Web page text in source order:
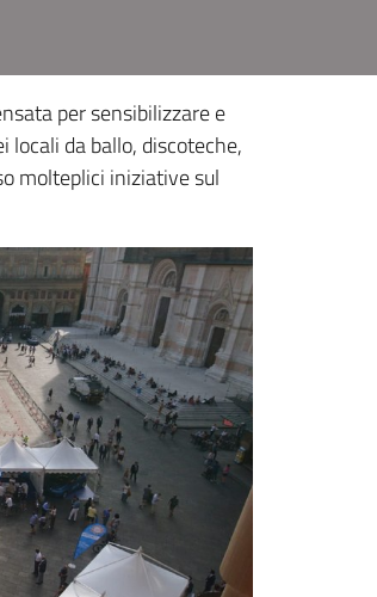
per sensibilizzare e
da ballo, discoteche,
molteplici iniziative sul